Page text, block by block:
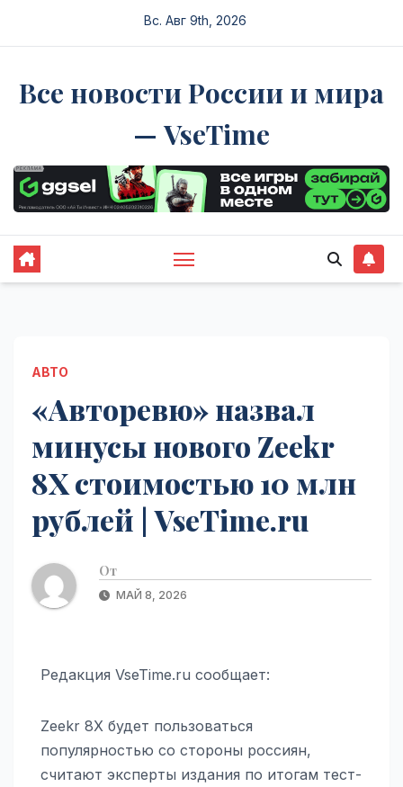
Вс. Авг 9th, 2026
Все новости России и мира
— VseTime
АВТО
«Авторевю» назвал
минусы нового Zeekr
8X стоимостью 10 млн
рублей | VseTime.ru
От
МАЙ 8, 2026
Редакция VseTime.ru сообщает:
Zeekr 8X будет пользоваться
популярностью со стороны россиян,
считают эксперты издания по итогам тест-